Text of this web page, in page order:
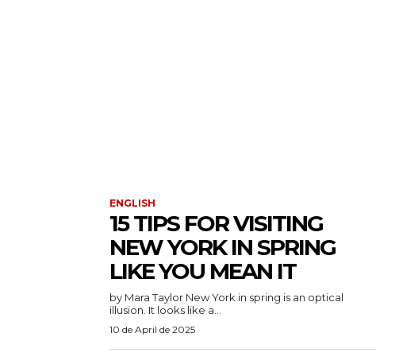
ENGLISH
15 TIPS FOR VISITING
NEW YORK IN SPRING
LIKE YOU MEAN IT
by Mara Taylor New York in spring is an optical
illusion. It looks like a...
10 de April de 2025